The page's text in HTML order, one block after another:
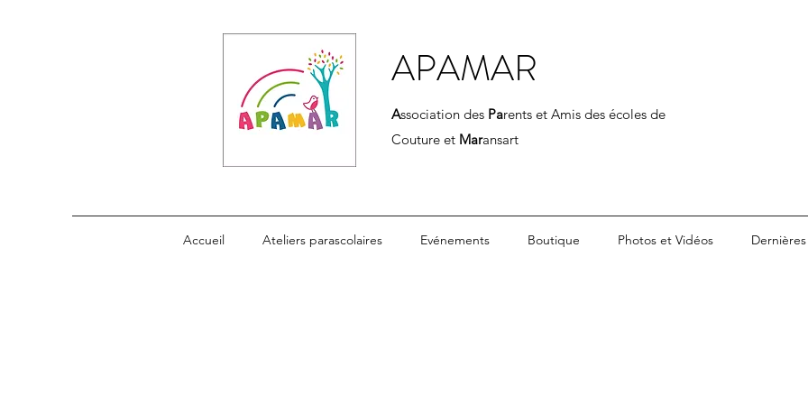
APAMAR
Association des Parents et Amis des écoles de
Couture et Maransart
Accueil Ateliers parascolaires Evénements Boutique Photos et Vidéos